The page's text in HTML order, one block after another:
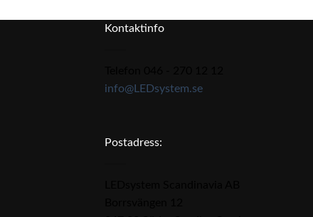
Kontaktinfo
info@LEDsystem.se
Postadress: